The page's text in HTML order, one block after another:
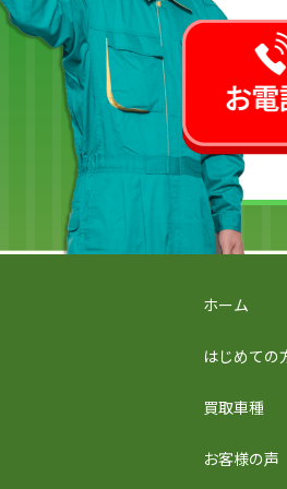
ホーム
はじめての
買取車種
お客様の声